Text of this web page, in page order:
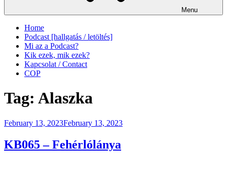
Menu
Home
Podcast [hallgatás / letöltés]
Mi az a Podcast?
Kik ezek, mik ezek?
Kapcsolat / Contact
COP
Tag: Alaszka
Posted
February 13, 2023February 13, 2023
KB065 – Fehérlólánya